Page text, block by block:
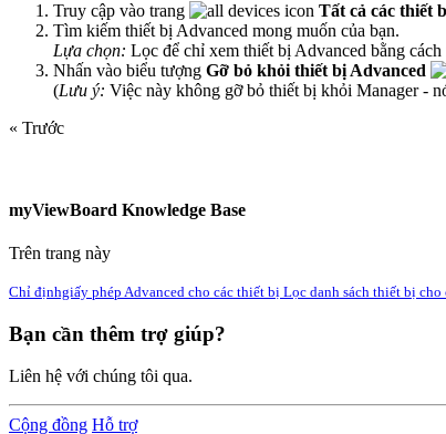
Truy cập vào trang Tất cả các thiết
Tìm kiếm thiết bị Advanced mong muốn của bạn.
Lựa chọn: Lọc để chỉ xem thiết bị Advanced bằng cách
Nhấn vào biểu tượng Gỡ bỏ khỏi thiết bị Advanced
(Lưu ý: Việc này không gỡ bỏ thiết bị khỏi Manager -
« Trước
myViewBoard Knowledge Base
Trên trang này
Chỉ địnhgiấy phép Advanced cho các thiết bị Lọc danh sách thiết bị
Bạn cần thêm trợ giúp?
Liên hệ với chúng tôi qua.
Cộng đồng Hỗ trợ